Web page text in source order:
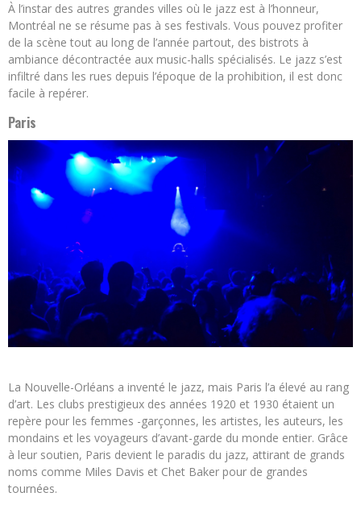
À l’instar des autres grandes villes où le jazz est à l’honneur,
Montréal ne se résume pas à ses festivals. Vous pouvez profiter
de la scène tout au long de l’année partout, des bistrots à
ambiance décontractée aux music-halls spécialisés. Le jazz s’est
infiltré dans les rues depuis l’époque de la prohibition, il est donc
facile à repérer.
Paris
La Nouvelle-Orléans a inventé le jazz, mais Paris l’a élevé au rang
d’art. Les clubs prestigieux des années 1920 et 1930 étaient un
repère pour les femmes -garçonnes, les artistes, les auteurs, les
mondains et les voyageurs d’avant-garde du monde entier. Grâce
à leur soutien, Paris devient le paradis du jazz, attirant de grands
noms comme Miles Davis et Chet Baker pour de grandes
tournées.